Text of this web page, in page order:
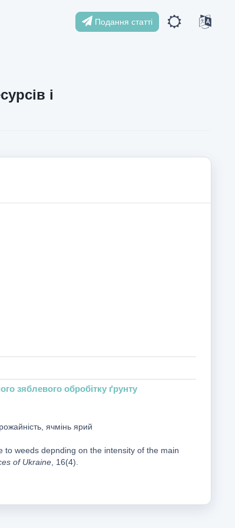
Подання статті
і
зяблевого обробітку ґрунту
ячмінь ярий
to weeds depnding on the intensity of the main
of Ukraine, 16(4).